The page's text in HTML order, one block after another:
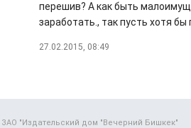
перешив? А как быть
заработать., так пусть хотя
27.02.2015, 08:49
ЗАО "Издательский дом "Вечерний Бишкек"